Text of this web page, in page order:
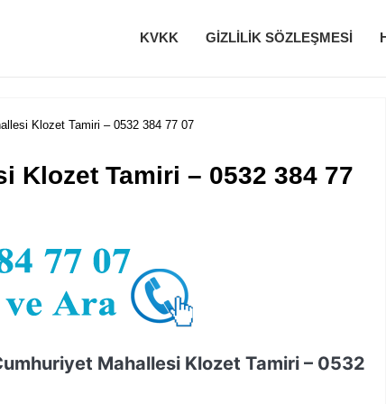
KVKK GIZLILIK SÖZLEŞMESI
Klozet Tamiri – 0532 384 77 07
Klozet Tamiri – 0532 384 77
Mahallesi Klozet Tamiri – 0532